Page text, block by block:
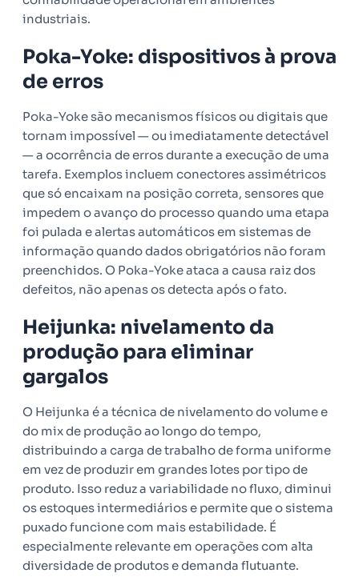
industriais.
Poka-Yoke: dispositivos à prova
de erros
Poka-Yoke são mecanismos físicos ou digitais que
tornam impossível — ou imediatamente detectável
— a ocorrência de erros durante a execução de uma
tarefa. Exemplos incluem conectores assimétricos
que só encaixam na posição correta, sensores que
impedem o avanço do processo quando uma etapa
foi pulada e alertas automáticos em sistemas de
informação quando dados obrigatórios não foram
preenchidos. O Poka-Yoke ataca a causa raiz dos
defeitos, não apenas os detecta após o fato.
Heijunka: nivelamento da
produção para eliminar
gargalos
O Heijunka é a técnica de nivelamento do volume e
do mix de produção ao longo do tempo,
distribuindo a carga de trabalho de forma uniforme
em vez de produzir em grandes lotes por tipo de
produto. Isso reduz a variabilidade no fluxo, diminui
os estoques intermediários e permite que o sistema
puxado funcione com mais estabilidade. É
especialmente relevante em operações com alta
diversidade de produtos e demanda flutuante.